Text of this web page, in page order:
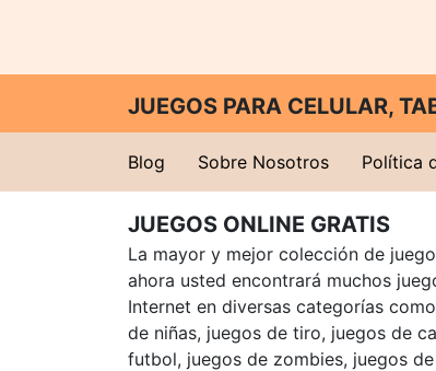
JUEGOS PARA CELULAR,
Blog Sobre Nosotros Política
JUEGOS ONLINE GRATIS
La mayor y mejor colección de
ahora usted encontrará muchos
Internet en diversas categorías
de niñas, juegos de tiro, juegos de
futbol, juegos de zombies, juegos